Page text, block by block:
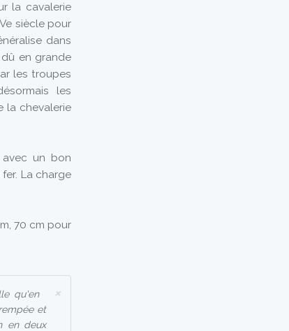
la cavalerie
siècle pour
dans
en grande
les troupes
les
la chevalerie
un bon
La charge
70 cm pour
×
qu'en
et
en deux